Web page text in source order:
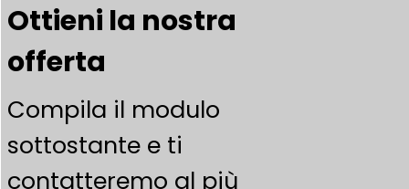
Ottieni la nostra
offerta
Compila il modulo
sottostante e ti
contatteremo al più